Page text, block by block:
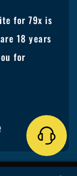
for 79x is
18 years
for